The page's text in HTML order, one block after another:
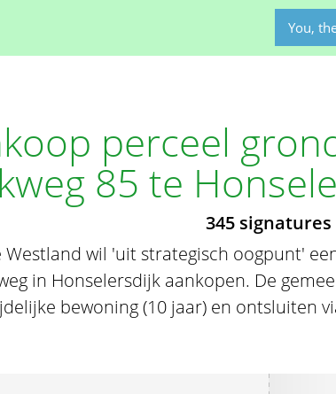
You,
perceel
85 te
345 signatures
Westland wil 'uit strategisch oogpunt'
in Honselersdijk aankopen. De
bewoning (10 jaar) en ontsluiten